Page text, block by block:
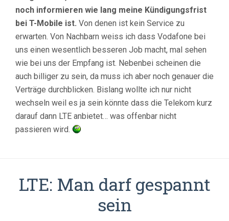
noch informieren wie lang meine Kündigungsfrist
bei T-Mobile ist. Von denen ist kein Service zu
erwarten. Von Nachbarn weiss ich dass Vodafone bei
uns einen wesentlich besseren Job macht, mal sehen
wie bei uns der Empfang ist. Nebenbei scheinen die
auch billiger zu sein, da muss ich aber noch genauer die
Verträge durchblicken. Bislang wollte ich nur nicht
wechseln weil es ja sein könnte dass die Telekom kurz
darauf dann LTE anbietet… was offenbar nicht
passieren wird.
LTE: Man darf gespannt
sein